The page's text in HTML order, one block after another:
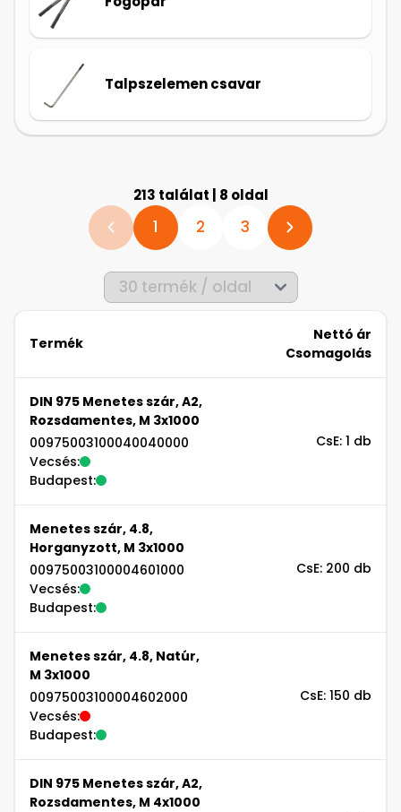
Talpszelemen csavar
213 találat | 8 oldal
1 2 3
Termék
Nettó ár
Csomagolás
DIN 975 Menetes szár, A2,
Rozsdamentes, M 3x1000
00975003100040040000
Vecsés:
Budapest:
CsE: 1 db
Menetes szár, 4.8,
Horganyzott, M 3x1000
00975003100004601000
Vecsés:
Budapest:
CsE: 200 db
Menetes szár, 4.8, Natúr,
M 3x1000
00975003100004602000
Vecsés:
Budapest:
CsE: 150 db
DIN 975 Menetes szár, A2,
Rozsdamentes, M 4x1000